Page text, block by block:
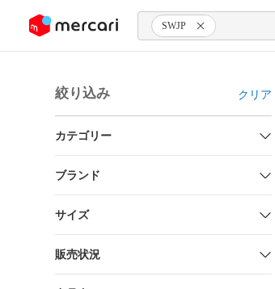
ツにスキップ SWJP
絞り込み クリア
カテゴリー
ブランド
サイズ
販売状況